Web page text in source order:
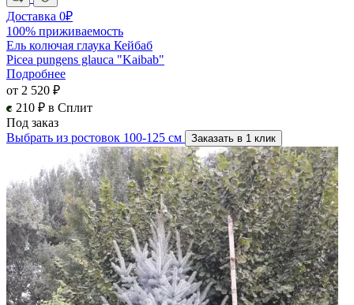
Доставка 0₽
100% приживаемость
Ель колючая глаука Кейбаб
Picea pungens glauca "Kaibab"
Подробнее
от 2 520 ₽
210 ₽ в Сплит
Под заказ
Выбрать из ростовок 100-125 см
Заказать в 1 клик